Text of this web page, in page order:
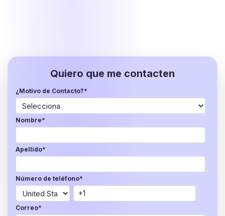
Quiero que me contacten
¿Motivo de Contacto?*
Nombre*
Apellido*
Número de teléfono*
Correo*